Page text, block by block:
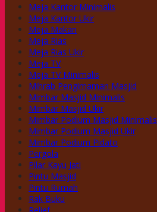
Meja Kantor Minimalis
Meja Kantor Ukir
Meja Makan
Meja Rias
Meja Rias Ukir
Meja TV
Meja TV Minimalis
Mihrab Pengimaman Masjid
Mimbar Masjid Minimalis
Mimbar Masjid Ukir
Mimbar Podium Masjid Minimalis
Mimbar Podium Masjid Ukir
Mimbar Podium Pidato
Pergola
Pilar Kayu Jati
Pintu Masjid
Pintu Rumah
Rak Buku